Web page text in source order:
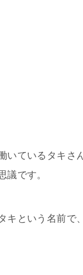
いているタキさ
議です。
キという名前で